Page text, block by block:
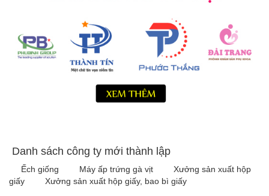
Danh sách công ty mới thành lập
Ếch giống Máy ấp trứng gà vịt
Xưởng sản xuất hộp
giấy
Xưởng sản xuất hộp giấy, bao bì giấy